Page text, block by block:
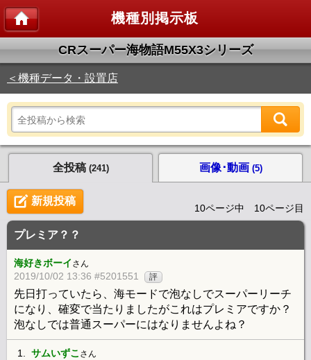
機種別掲示板
CRスーパー海物語M55X3シリーズ
＜機種データ・設置店
全投稿 (241) 画像･動画 (5)
新規投稿
10ページ中 10ページ目
プレミア？？
海好きボーイ さん
2019/10/02 13:36 #5201551 評
先日打っていたら、海モードで泡なしでスーパーリーチ
になり、確変で当たりましたがこれはプレミアですか？
泡なしでは普通スーパーにはなりませんよね？
1. サムいずこ さん